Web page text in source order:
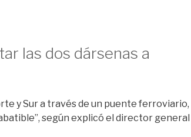
las dos dársenas a
y Sur a través de un puente ferroviario,
según explicó el director general